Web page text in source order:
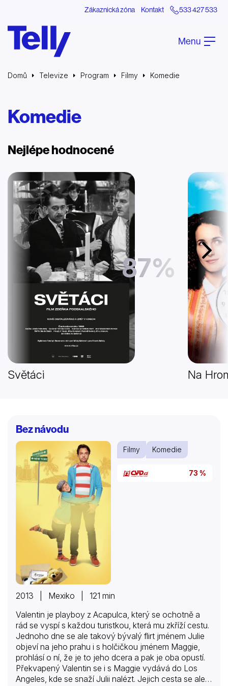
Zákaznická zóna Kontakt 533 427 533
Menu
Domů Televize Program Filmy Komedie
Komedie
Nejlépe hodnocené
Další
87%
Světáci Na
Bez návodu
Filmy Komedie
73 %
2013 | Mexiko | 121 min
Valentin je playboy z Acapulca, který se ochotně a
rád se vyspí s každou turistkou, která mu zkříží cestu.
Jednoho dne se ale takový bývalý flirt jménem Julie
objeví na jeho prahu i s holčičkou jménem Maggie,
prohlásí o ní, že je to jeho dcera a pak je oba opustí.
Překvapený Valentin se i s Maggie vydává do Los
Angeles, kde se snaží Julii nalézt. Jejich cesta se ale